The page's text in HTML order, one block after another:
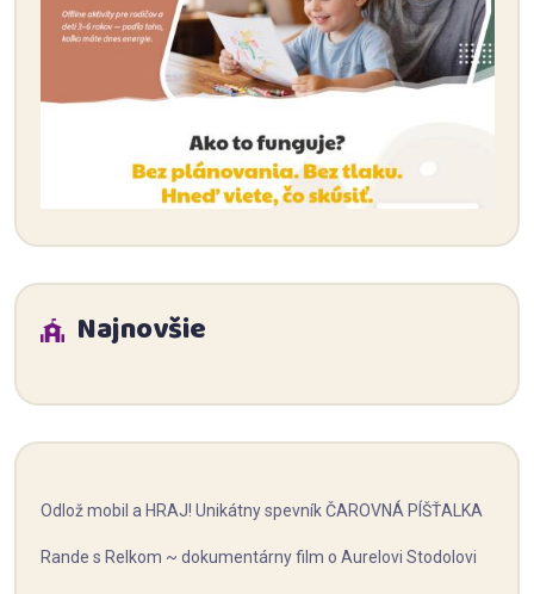
Najnovšie
Odlož mobil a HRAJ! Unikátny spevník ČAROVNÁ PÍŠŤALKA
Rande s Relkom ~ dokumentárny film o Aurelovi Stodolovi